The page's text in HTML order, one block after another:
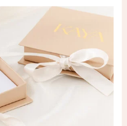
klantenservice@kayasierade
KAYA Sieraden
Over ons
Samenwerken?